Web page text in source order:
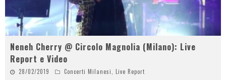
Neneh Cherry @ Circolo Magnolia (Milano): Live
Report e Video
28/02/2019 Concerti Milanesi Live Report